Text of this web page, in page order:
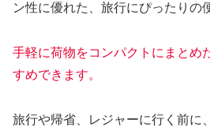
ン性に優れた、旅行にぴったりの
手軽に荷物をコンパクトにまとめ
すめできます。
旅行や帰省、レジャーに行く前に